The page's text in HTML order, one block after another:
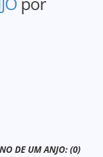
DE UM ANJO: (0)